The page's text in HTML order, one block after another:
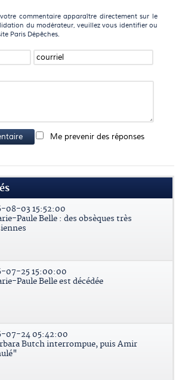
commentaire apparaître directement sur le
du modérateur, veuillez vous identifier ou
Paris Dépêches.
Me prevenir des réponses
08-03 15:52:00
Paule Belle : des obsèques très
07-25 15:00:00
Paule Belle est décédée
07-24 05:42:00
Butch interrompue, puis Amir